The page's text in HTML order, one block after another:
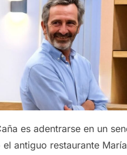
es adentrarse en un
antiguo restaurante